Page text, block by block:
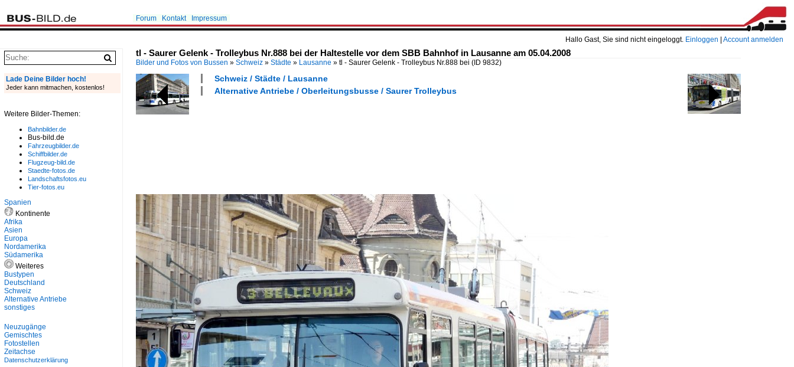
Hallo Gast, Sie sind nicht eingeloggt. Einloggen Account anmelden
Forum Kontakt Impressum
tl - Saurer Gelenk - Trolleybus Nr.888 bei der Haltestelle vor dem SBB Bahnhof in Lausanne am 05.04.2008
Bilder und Fotos von Bussen » Schweiz » Städte » Lausanne » tl - Saurer Gelenk - Trolleybus Nr.888 bei (ID 9832)
Schweiz / Städte / Lausanne
Alternative Antriebe / Oberleitungsbusse / Saurer Trolleybus
Lade Deine Bilder hoch!
Jeder kann mitmachen, kostenlos!
Weitere Bilder-Themen:
Bahnbilder.de
Bus-bild.de
Fahrzeugbilder.de
Schiffbilder.de
Flugzeug-bild.de
Staedte-fotos.de
Landschaftsfotos.eu
Tier-fotos.eu
Spanien
Kontinente
Afrika
Asien
Europa
Nordamerika
Südamerika
Weiteres
Bustypen
Deutschland
Schweiz
Alternative Antriebe
sonstiges
Neuzugänge
Gemischtes
Fotostellen
Zeitachse
Datenschutzerklärung